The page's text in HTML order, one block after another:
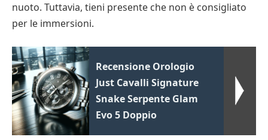
nuoto. Tuttavia, tieni presente che non è consigliato
per le immersioni.
Recensione Orologio
Just Cavalli Signature
Snake Serpente Glam
Evo 5 Doppio